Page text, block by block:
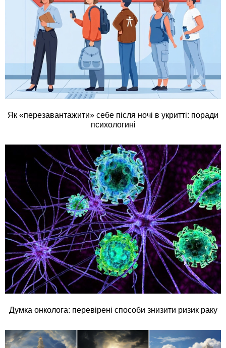
Як «перезавантажити» себе після ночі в укритті: поради
психологині
Думка онколога: перевірені способи знизити ризик раку